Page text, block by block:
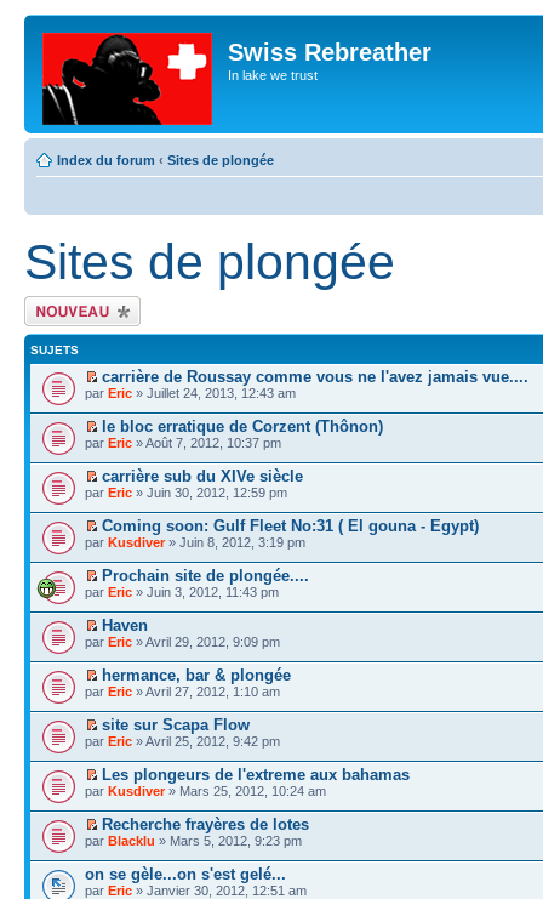
Swiss Rebreather
In lake we trust
Index du forum ‹ Sites de plongée
Sites de plongée
Écrire un nouveau
sujet
SUJETS
carrière de Roussay comme vous ne l'avez jamais vue....
par Eric » Juillet 24, 2013, 12:43 am
le bloc erratique de Corzent (Thônon)
par Eric » Août 7, 2012, 10:37 pm
carrière sub du XIVe siècle
par Eric » Juin 30, 2012, 12:59 pm
Coming soon: Gulf Fleet No:31 ( El gouna - Egypt)
par Kusdiver» Juin 8, 2012, 3:19 pm
Prochain site de plongée....
par Eric » Juin 3, 2012, 11:43 pm
Haven
par Eric » Avril 29, 2012, 9:09 pm
hermance, bar & plongée
par Eric » Avril 27, 2012, 1:10 am
site sur Scapa Flow
par Eric » Avril 25, 2012, 9:42 pm
Les plongeurs de l'extreme aux bahamas
par Kusdiver» Mars 25, 2012, 10:24 am
Recherche frayères de lotes
par Blacklu » Mars 5, 2012, 9:23 pm
on se gèle...on s'est gelé...
par Eric » Janvier 30, 2012, 12:51 am